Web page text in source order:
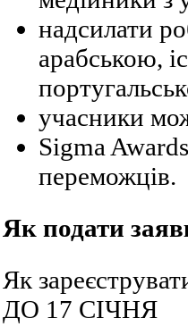
надсилати
арабською,
учасники
Sigma
переможців.
Як подати
Як
ДО 17 СІЧНЯ